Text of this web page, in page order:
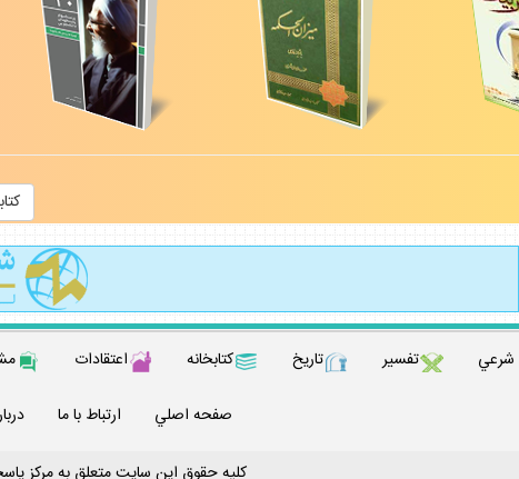
شرعي تفسير تاريخ كتابخانه اعتقادات
صفحه اصلي ارتباط با ما
كليه حقوق اين سايت متعلق به مركز